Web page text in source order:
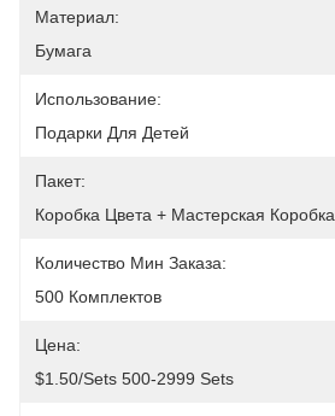
Материал:
Бумага
Использование:
Подарки Для Детей
Пакет:
Коробка Цвета + Мастерская Коробка
Количество Мин Заказа:
500 Комплектов
Цена:
$1.50/sets 500-2999 Sets